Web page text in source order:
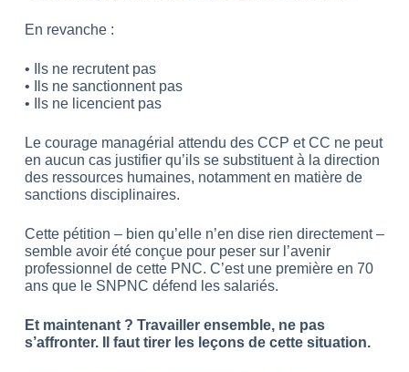
En revanche :
• Ils ne recrutent pas
• Ils ne sanctionnent pas
• Ils ne licencient pas
Le courage managérial attendu des CCP et CC ne peut
en aucun cas justifier qu’ils se substituent à la direction
des ressources humaines, notamment en matière de
sanctions disciplinaires.
Cette pétition – bien qu’elle n’en dise rien directement –
semble avoir été conçue pour peser sur l’avenir
professionnel de cette PNC. C’est une première en 70
ans que le SNPNC défend les salariés.
Et maintenant ? Travailler ensemble, ne pas
s’affronter. Il faut tirer les leçons de cette situation.